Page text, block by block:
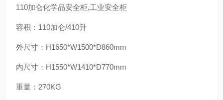
110加仑化学品安全柜,工业安全柜
容积：110加仑/410升
外尺寸：H1650*W1500*D860mm
内尺寸：H1550*W1410*D770mm
重量：270KG